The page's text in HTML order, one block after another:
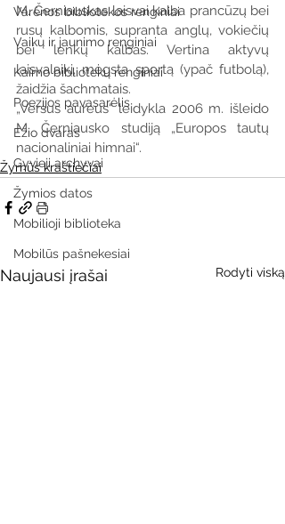
Varėnos bibliotekos renginiai
Vaikų ir jaunimo renginiai
Kaimo bibliotekų renginiai
Poezijos pavasarėlis
Ežio dvaras
Gyvieji archyvai
Žymios datos
Mobilioji biblioteka
Mobilūs pašnekesiai
M. Černiauskas laisvai kalba prancūzų bei
rusų kalbomis, supranta anglų, vokiečių
bei lenkų kalbas. Vertina aktyvų
laisvalaikį, mėgsta sportą (ypač futbolą),
žaidžia šachmatais.
„Versus aureus“ leidykla 2006 m. išleido
M. Černiausko studiją „Europos tautų
nacionaliniai himnai“.
Žymūs kraštiečiai
Naujausi įrašai Rodyti viską